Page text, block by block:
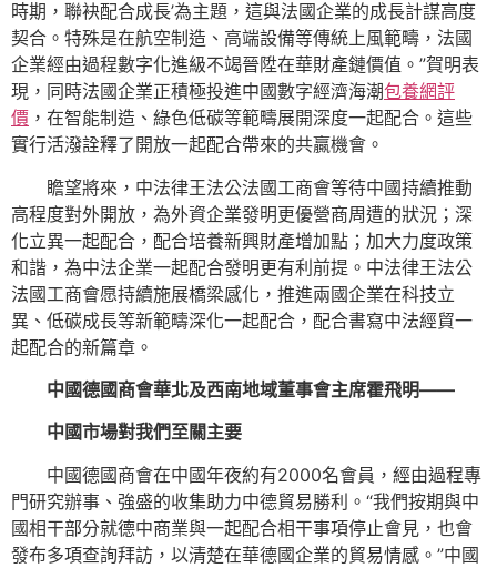
時期，聯袂配合成長’為主題，這與法國企業的成長計謀高度
契合。特殊是在航空制造、高端設備等傳統上風範疇，法國
企業經由過程數字化進級不竭晉陞在華財產鏈價值。”賀明表
現，同時法國企業正積極投進中國數字經濟海潮包養網評
價 ，在智能制造、綠色低碳等範疇展開深度一起配合。這些
實行活潑詮釋了開放一起配合帶來的共贏機會。
瞻望將來，中法律王法公法國工商會等待中國持續推動
高程度對外開放，為外資企業發明更優營商周遭的狀況；深
化立異一起配合，配合培養新興財產增加點；加大力度政策
和諧，為中法企業一起配合發明更有利前提。中法律王法公
法國工商會愿持續施展橋梁感化，推進兩國企業在科技立
異、低碳成長等新範疇深化一起配合，配合書寫中法經貿一
起配合的新篇章。
中國德國商會華北及西南地域董事會主席霍飛明——
中國市場對我們至關主要
中國德國商會在中國年夜約有2000名會員，經由過程專
門研究辦事、強盛的收集助力中德貿易勝利。“我們按期與中
國相干部分就德中商業與一起配合相干事項停止會見，也會
發布多項查詢拜訪，以清楚在華德國企業的貿易情感。”中國